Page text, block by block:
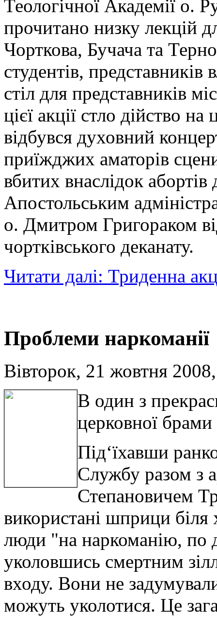
Теологічної Академії о.
прочитано низку лекцій
Чорткова, Бучача та
студентів, представників
стіл для представників
цієї акції стло дійство
відбувся духовний
приїжджих аматорів
вбитих внаслідок
Апостольським
о. Дмитром Григораком
чортківського деканату.
Читати далі: Триденна
Проблеми наркоманії
Вівторок, 21 жовтня
В один з
церковної брами
Під‘їхавши
Службу разом з
Степановичем
використані шприци біля
люди "на наркоманію, по
уколовшись смертним
входу. Вони не
можуть уколотися. Це